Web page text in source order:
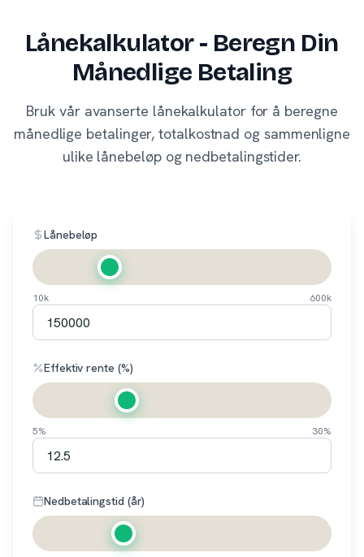
Lånekalkulator - Beregn Din
Månedlige Betaling
Bruk vår avanserte lånekalkulator for å beregne
månedlige betalinger, totalkostnad og sammenligne
ulike lånebeløp og nedbetalingstider.
Lånebeløp
10k 600k
Effektiv rente (%)
5% 30%
Nedbetalingstid (år)